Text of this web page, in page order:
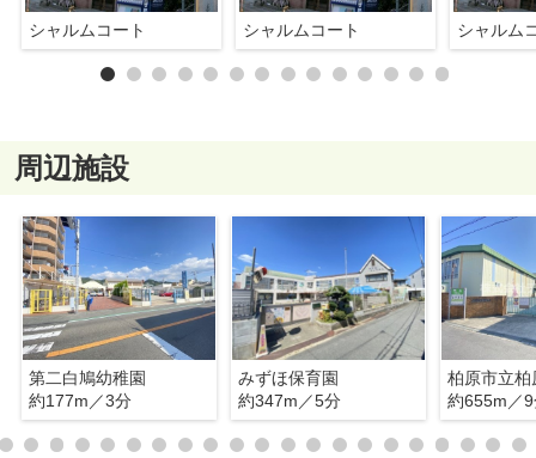
シャルムコート シャルムコート シャルム
周辺施設
第二白鳩幼稚園
約177m／3分
みずほ保育園
約347m／5分
柏原市立柏
約655m／